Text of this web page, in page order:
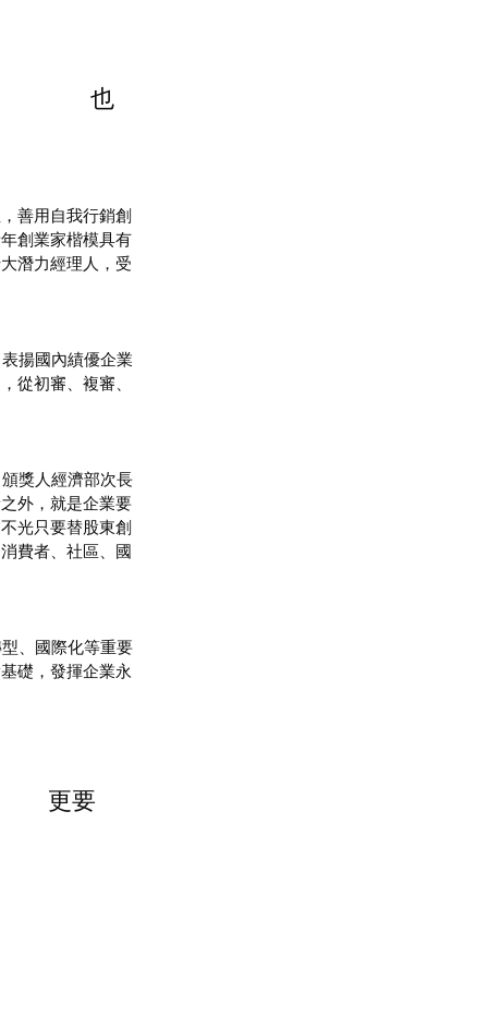
也
善用自我行銷創
創業家楷模具有
潛力經理人，受
從初審、複審、
外，就是企業要
光只要替股東創
費者、社區、國
礎，發揮企業永
更要